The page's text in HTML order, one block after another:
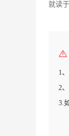
就读
1
2
3.